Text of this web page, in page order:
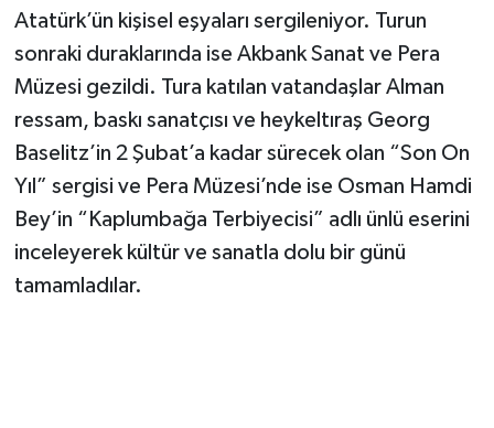
Atatürk’ün kişisel eşyaları sergileniyor. Turun
sonraki duraklarında ise Akbank Sanat ve Pera
Müzesi gezildi. Tura katılan vatandaşlar Alman
ressam, baskı sanatçısı ve heykeltıraş Georg
Baselitz’in 2 Şubat’a kadar sürecek olan “Son On
Yıl” sergisi ve Pera Müzesi’nde ise Osman Hamdi
Bey’in “Kaplumbağa Terbiyecisi” adlı ünlü eserini
inceleyerek kültür ve sanatla dolu bir günü
tamamladılar.